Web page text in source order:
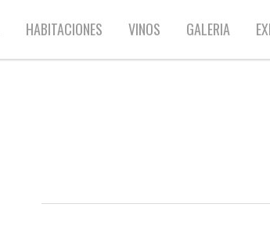
HABITACIONES VINOS GALERIA